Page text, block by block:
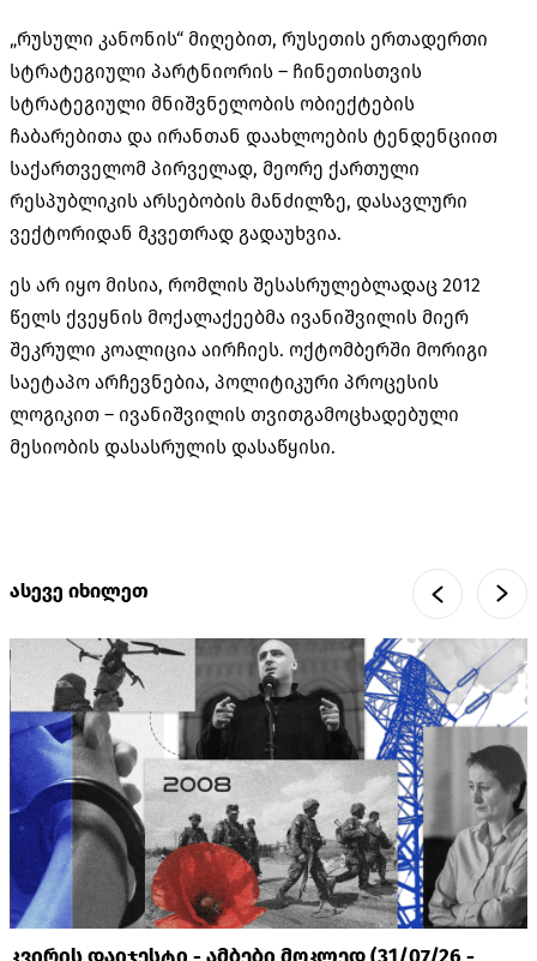
„რუსული კანონის“ მიღებით, რუსეთის ერთადერთი
სტრატეგიული პარტნიორის – ჩინეთისთვის
სტრატეგიული მნიშვნელობის ობიექტების
ჩაბარებითა და ირანთან დაახლოების ტენდენციით
საქართველომ პირველად, მეორე ქართული
რესპუბლიკის არსებობის მანძილზე, დასავლური
ვექტორიდან მკვეთრად გადაუხვია.
ეს არ იყო მისია, რომლის შესასრულებლადაც 2012
წელს ქვეყნის მოქალაქეებმა ივანიშვილის მიერ
შეკრული კოალიცია აირჩიეს. ოქტომბერში მორიგი
საეტაპო არჩევნებია, პოლიტიკური პროცესის
ლოგიკით – ივანიშვილის თვითგამოცხადებული
მესიობის დასასრულის დასაწყისი.
ასევე იხილეთ